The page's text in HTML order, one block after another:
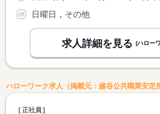
日曜日，その他
求人詳細を見る (ハロー
ハローワーク求人（掲載元：越谷公共職業安定
正社員